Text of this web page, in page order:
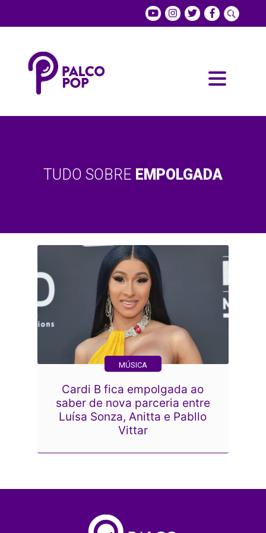
TUDO SOBRE EMPOLGADA
MÚSICA
Cardi B fica empolgada ao
saber de nova parceria entre
Luísa Sonza, Anitta e Pabllo
Vittar